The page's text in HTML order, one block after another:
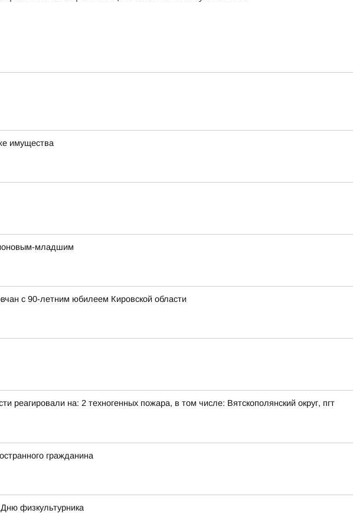
имущества
младшим
с 90-летним юбилеем Кировской области
на: 2 техногенных пожара, в том числе: Вятскополянский округ, пгт
гражданина
физкультурника